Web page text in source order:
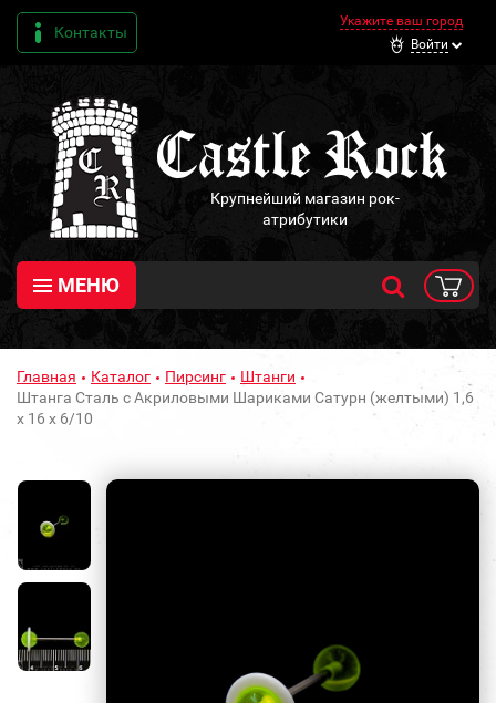
Контакты
Укажите ваш город
Войти
Крупнейший магазин рок-
атрибутики
МЕНЮ
Главная Каталог Пирсинг
Штанги
Штанга Сталь с Акриловыми Шариками Сатурн (желтыми) 1,6
х 16 х 6/10